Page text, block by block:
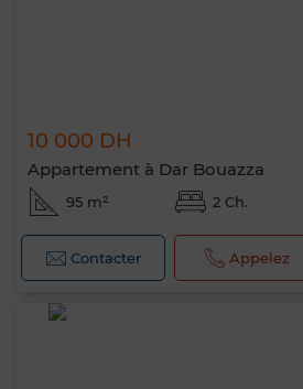
10 000 DH
Appartement à Dar Bouazza
95 m² 2 Ch.
Contacter Appelez